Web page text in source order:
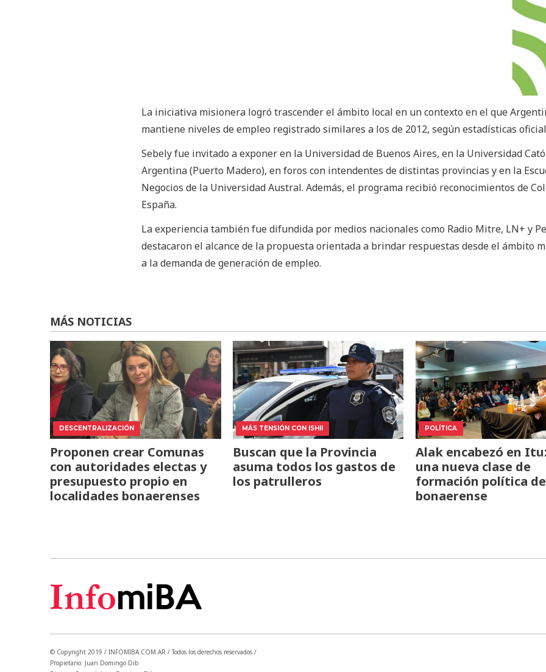
La iniciativa misionera logró trascender el ámbito local en un contexto en el que
mantiene niveles de empleo registrado similares a los de 2012, según estadísticas
Sebely fue invitado a exponer en la Universidad de Buenos Aires, en la Universidad
Argentina (Puerto Madero), en foros con intendentes de distintas provincias y en la
Negocios de la Universidad Austral. Además, el programa recibió reconocimientos de
España.
La experiencia también fue difundida por medios nacionales como Radio Mitre, LN+ y
destacaron el alcance de la propuesta orientada a brindar respuestas desde el ámbito
a la demanda de generación de empleo.
MÁS NOTICIAS
DESCENTRALIZACIÓN
Proponen crear Comunas
con autoridades electas y
presupuesto propio en
localidades bonaerenses
MÁS TENSIÓN CON ISHII
Buscan que la Provincia
asuma todos los gastos de
los patrulleros
POLÍTICA
Alak encabezó en
una nueva clase de
formación política
bonaerense
© Copyright 2019 / INFOMIBA.COM.AR / Todos los derechos reservados /
Propietario: Juan Domingo Dib